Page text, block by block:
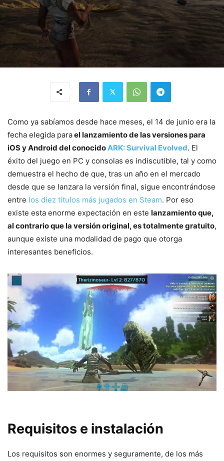
Como ya sabíamos desde hace meses, el 14 de junio era la
fecha elegida parael lanzamiento de las versiones para
iOS y Android del conocidoARK: Survival Evolved. El
éxito del juego en PC y consolas es indiscutible, tal y como
demuestra el hecho de que, tras un año en el mercado
desde que se lanzara la versión final, sigue encontrándose
entre los diez títulos más jugados en Steam. Por eso
existe esta enorme expectación en este lanzamiento que,
al contrario que la versión original, es totalmente gratuito,
aunque existe una modalidad de pago que otorga
interesantes beneficios.
Requisitos e instalación
Los requisitos son enormes y seguramente, de los más